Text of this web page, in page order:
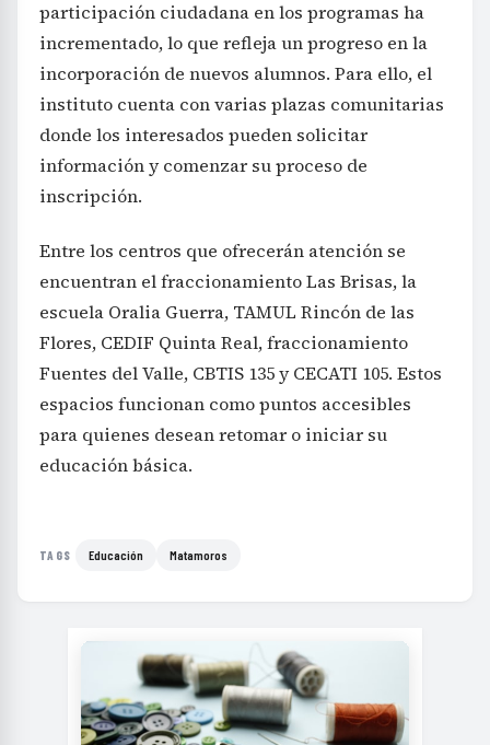
participación ciudadana en los programas ha
incrementado, lo que refleja un progreso en la
incorporación de nuevos alumnos. Para ello, el
instituto cuenta con varias plazas comunitarias
donde los interesados pueden solicitar
información y comenzar su proceso de
inscripción.
Entre los centros que ofrecerán atención se
encuentran el fraccionamiento Las Brisas, la
escuela Oralia Guerra, TAMUL Rincón de las
Flores, CEDIF Quinta Real, fraccionamiento
Fuentes del Valle, CBTIS 135 y CECATI 105. Estos
espacios funcionan como puntos accesibles
para quienes desean retomar o iniciar su
educación básica.
TAGS Educación Matamoros